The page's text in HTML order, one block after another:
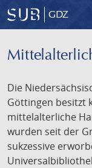
GDZ
Die
Göttingen besitzt
mittelalterliche
wurden seit der
sukzessive